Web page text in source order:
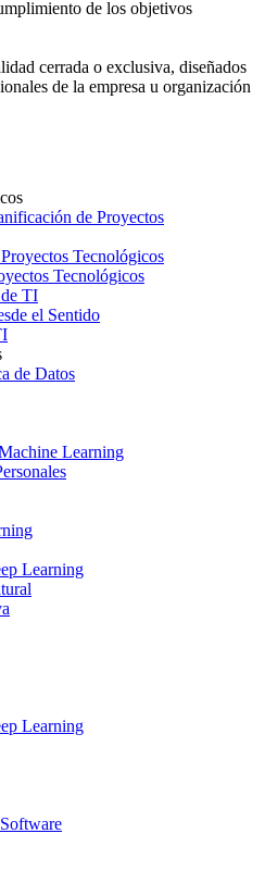
de los objetivos
cerrada o exclusiva, diseñados
de la empresa u organización
de Proyectos
Tecnológicos
Tecnológicos
TI
el Sentido
de Datos
Learning
Learning
Learning